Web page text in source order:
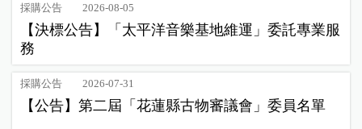
採購公告 2026-08-05
【決標公告】「太平洋音樂基地維運」委託專業服
務
採購公告 2026-07-31
【公告】第二屆「花蓮縣古物審議會」委員名單